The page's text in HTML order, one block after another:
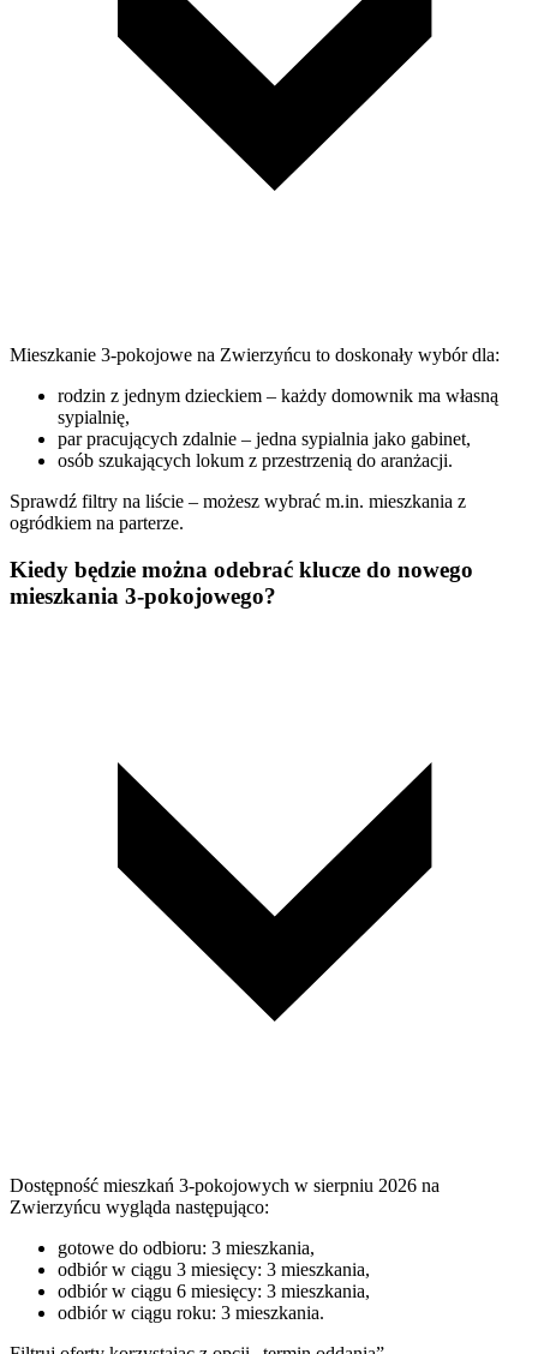
Mieszkanie 3-pokojowe na Zwierzyńcu to doskonały wybór dla:
rodzin z jednym dzieckiem – każdy domownik ma własną
sypialnię,
par pracujących zdalnie – jedna sypialnia jako gabinet,
osób szukających lokum z przestrzenią do aranżacji.
Sprawdź filtry na liście – możesz wybrać m.in. mieszkania z
ogródkiem na parterze.
Kiedy będzie można odebrać klucze do nowego
mieszkania 3-pokojowego?
Dostępność mieszkań 3-pokojowych w sierpniu 2026 na
Zwierzyńcu wygląda następująco:
gotowe do odbioru: 3 mieszkania,
odbiór w ciągu 3 miesięcy: 3 mieszkania,
odbiór w ciągu 6 miesięcy: 3 mieszkania,
odbiór w ciągu roku: 3 mieszkania.